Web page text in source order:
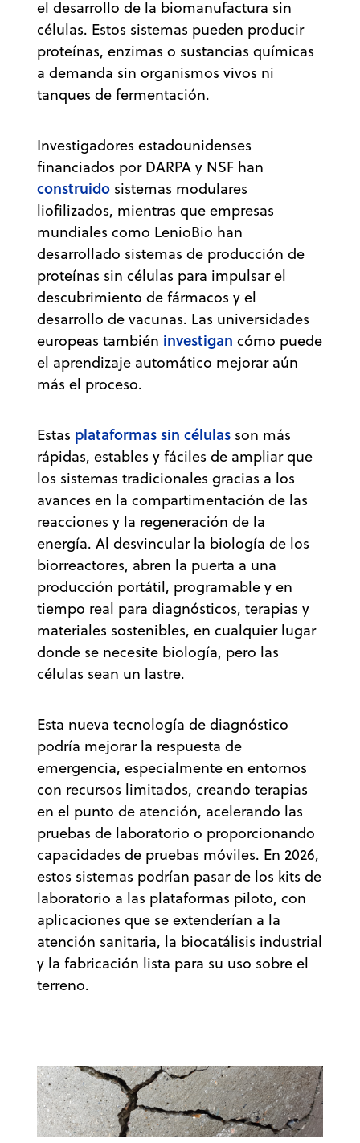
el desarrollo de la biomanufactura sin
células. Estos sistemas pueden producir
proteínas, enzimas o sustancias químicas
a demanda sin organismos vivos ni
tanques de fermentación.
Investigadores estadounidenses
financiados por DARPA y NSF han
construido sistemas modulares
liofilizados, mientras que empresas
mundiales como LenioBio han
desarrollado sistemas de producción de
proteínas sin células para impulsar el
descubrimiento de fármacos y el
desarrollo de vacunas. Las universidades
europeas también investigan cómo puede
el aprendizaje automático mejorar aún
más el proceso.
Estas plataformas sin células son más
rápidas, estables y fáciles de ampliar que
los sistemas tradicionales gracias a los
avances en la compartimentación de las
reacciones y la regeneración de la
energía. Al desvincular la biología de los
biorreactores, abren la puerta a una
producción portátil, programable y en
tiempo real para diagnósticos, terapias y
materiales sostenibles, en cualquier lugar
donde se necesite biología, pero las
células sean un lastre.
Esta nueva tecnología de diagnóstico
podría mejorar la respuesta de
emergencia, especialmente en entornos
con recursos limitados, creando terapias
en el punto de atención, acelerando las
pruebas de laboratorio o proporcionando
capacidades de pruebas móviles. En 2026,
estos sistemas podrían pasar de los kits de
laboratorio a las plataformas piloto, con
aplicaciones que se extenderían a la
atención sanitaria, la biocatálisis industrial
y la fabricación lista para su uso sobre el
terreno.